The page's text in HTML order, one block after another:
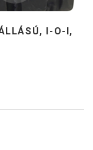
I-O-I,